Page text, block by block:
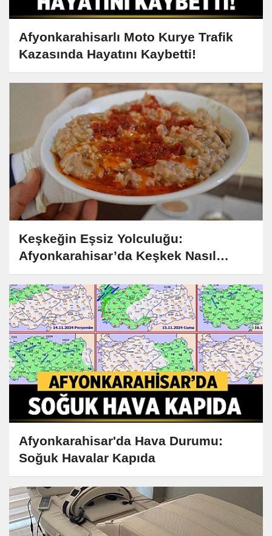
Afyonkarahisarlı Moto Kurye Trafik
Kazasında Hayatını Kaybetti!
Keşkeğin Eşsiz Yolculuğu:
Afyonkarahisar’da Keşkek Nasıl
Yapılır?
Afyonkarahisar'da Hava Durumu:
Soğuk Havalar Kapıda